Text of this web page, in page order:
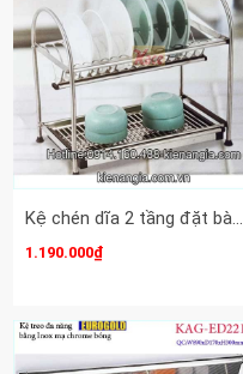
Kệ chén dĩa 2 tầng đặt bàn 600 EUROGOLD KAG-ED205
1.190.000₫